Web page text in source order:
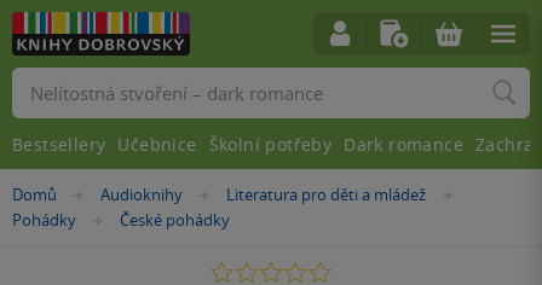
Nacházíte
se
Domů »Audioknihy »Literatura pro děti a mládež
Pohádky »
České pohádky
0.0
Vyhledávání
Bestsellery Učebnice Školní potřeby Dark romance